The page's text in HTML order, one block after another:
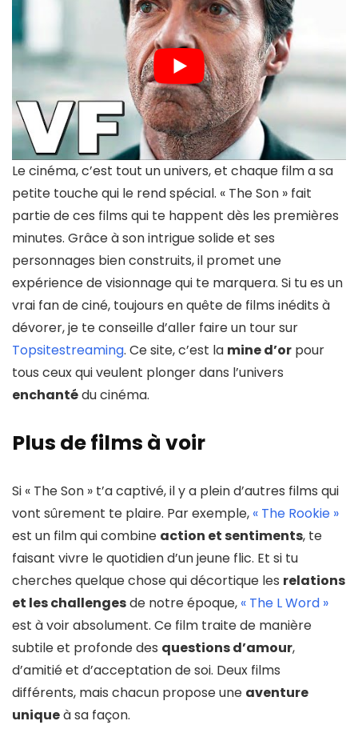
Le cinéma, c’est tout un univers, et chaque film a sa
petite touche qui le rend spécial. « The Son » fait
partie de ces films qui te happent dès les premières
minutes. Grâce à son intrigue solide et ses
personnages bien construits, il promet une
expérience de visionnage qui te marquera. Si tu es un
vrai fan de ciné, toujours en quête de films inédits à
dévorer, je te conseille d’aller faire un tour sur
Topsitestreaming. Ce site, c’est la mine d’or pour
tous ceux qui veulent plonger dans l’univers
enchantédu cinéma.
Plus de films à voir
Si « The Son » t’a captivé, il y a plein d’autres films qui
vont sûrement te plaire. Par exemple, « The Rookie »
est un film qui combine action et sentiments, te
faisant vivre le quotidien d’un jeune flic. Et si tu
cherches quelque chose qui décortique les relations
et les challengesde notre époque, « The L Word »
est à voir absolument. Ce film traite de manière
subtile et profonde des questions d’amour,
d’amitié et d’acceptation de soi. Deux films
différents, mais chacun propose une aventure
uniqueà sa façon.